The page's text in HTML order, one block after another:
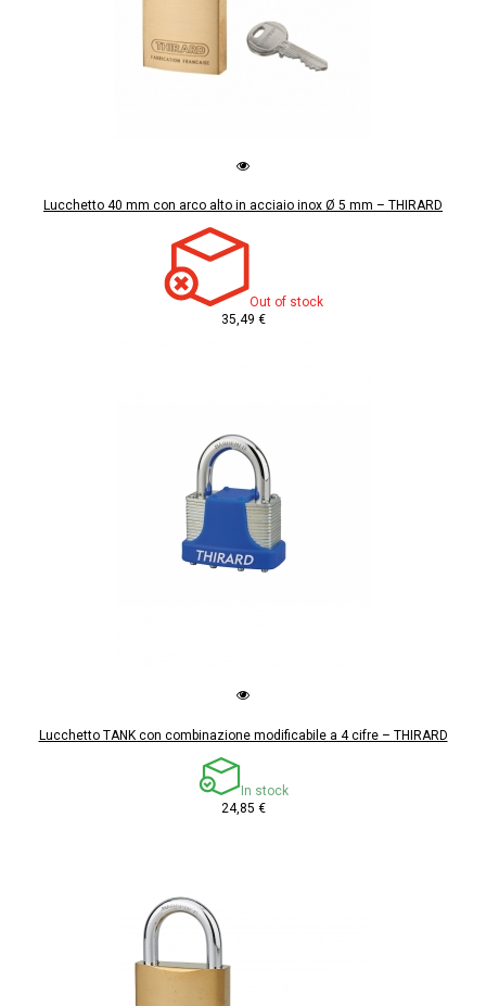
Lucchetto 40 mm con arco alto in acciaio inox Ø 5 mm – THIRARD
Out of stock
35,49 €
Lucchetto TANK con combinazione modificabile a 4 cifre – THIRARD
In stock
24,85 €